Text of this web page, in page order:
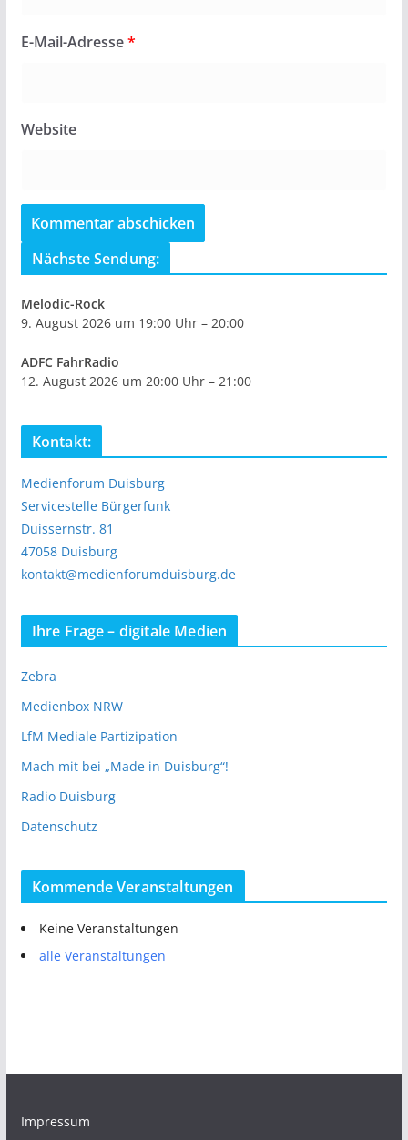
E-Mail-Adresse*
Website
Nächste Sendung:
Melodic-Rock
9. August 2026 um 19:00 Uhr – 20:00
ADFC FahrRadio
12. August 2026 um 20:00 Uhr – 21:00
Kontakt:
Medienforum Duisburg
Servicestelle Bürgerfunk
Duissernstr. 81
47058 Duisburg
kontakt@medienforumduisburg.de
Ihre Frage – digitale Medien
Zebra
Medienbox NRW
LfM Mediale Partizipation
Mach mit bei „Made in Duisburg“!
Radio Duisburg
Datenschutz
Kommende Veranstaltungen
Keine Veranstaltungen
alle Veranstaltungen
Impressum